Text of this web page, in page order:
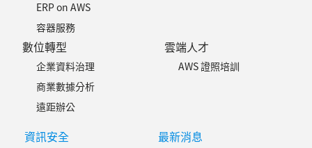
ERP on AWS
容器服務
數位轉型
企業資料治理
商業數據分析
遠距辦公
雲端人才
AWS 證照培訓
資訊安全 最新消息